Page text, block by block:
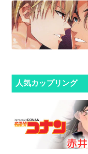
人気カップリング